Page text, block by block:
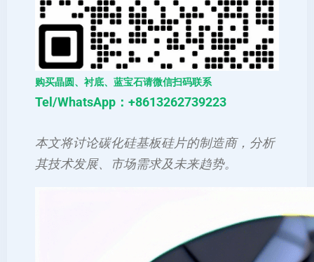
购买晶圆、衬底、蓝宝石请微信扫码联系
Tel/WhatsApp：+8613262739223
本文将讨论碳化硅基板硅片的制造商，分析
其技术发展、市场需求及未来趋势。